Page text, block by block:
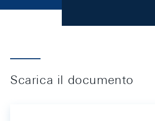
Scarica il documento